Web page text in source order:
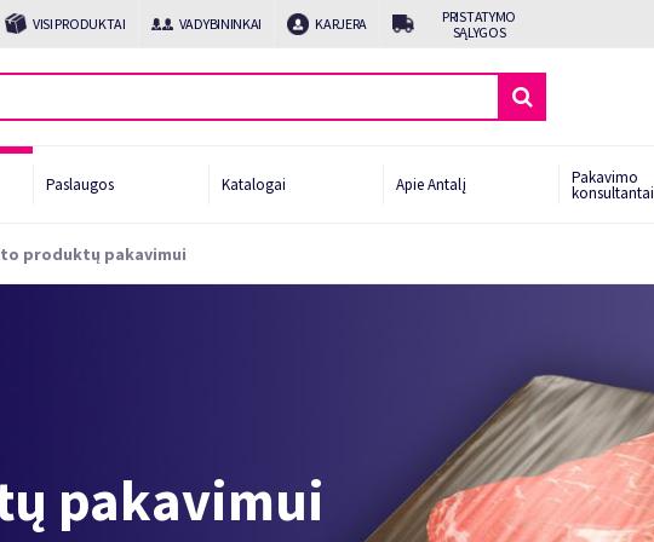
VISI PRODUKTAI VADYBININKAI KARJERA
PRISTATYMO
SĄLYGOS
Paslaugos Katalogai Apie Antalį Pakavimo
konsultantai
produktų pakavimui
pakavimui